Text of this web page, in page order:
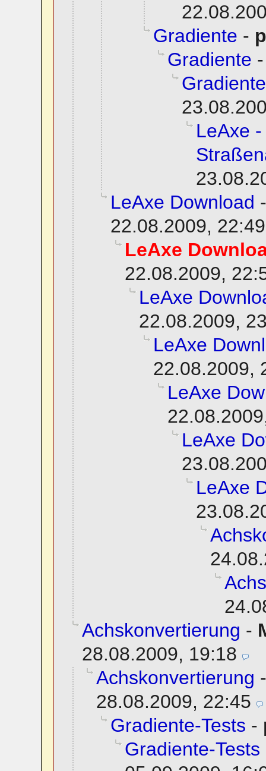
Gradiente -
Gradiente
Gradiente
LeAxe
LeAxe Download
22.08.2009, 22:49
LeAxe
22.08.2009,
LeAxe
22.08.2009,
LeAxe
22.08.2009,
LeAxe
LeAxe
LeAxe
Achskonvertierung -
28.08.2009, 19:18
Achskonvertierung
28.08.2009, 22:45
Gradiente-Tests -
Gradiente-Tests